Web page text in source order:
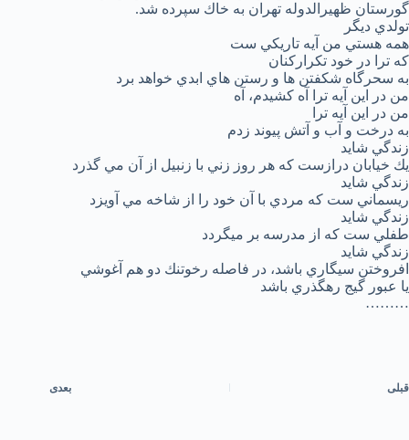
گورستان ظهيرالدوله تهران به خاك سپرده شد.
تولدي ديگر
همه هستي من آيه تاريكي ست
كه ترا در خود تكراركنان
به سحرگاه شكفتن ها و رستن هاي ابدي خواهد برد
من در اين آيه ترا آه كشيدم، آه
من در اين آيه ترا
به درخت و آب و آتش پيوند زدم
زندگي شايد
يك خيابان درازست كه هر روز زني با زنبيل از آن مي گذرد
زندگي شايد
ريسماني ست كه مردي با آن خود را از شاخه مي آويزد
زندگي شايد
طفلي ست كه از مدرسه بر ميگردد
زندگي شايد
افروختن سيگاري باشد، در فاصله رخوتنك دو هم آغوشي
يا عبور گيج رهگذري باشد
………
قبلی بعدی